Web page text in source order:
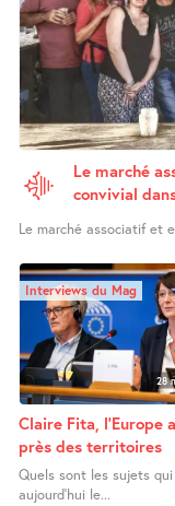
Le marché
convivial
Le marché associatif et
28
Interviews du Mag
Claire Fita, l’Europe
près des territoires
Quels sont les sujets
aujourd’hui le...